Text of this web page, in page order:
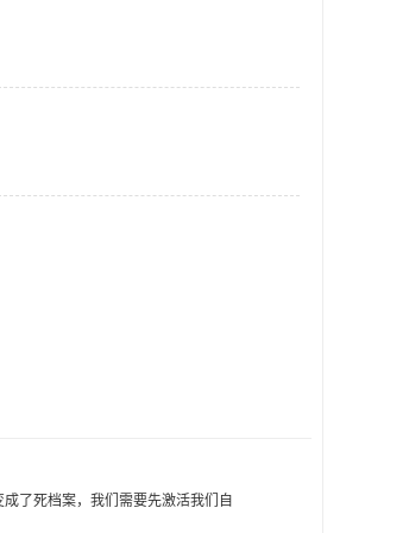
了死档案，我们需要先激活我们自